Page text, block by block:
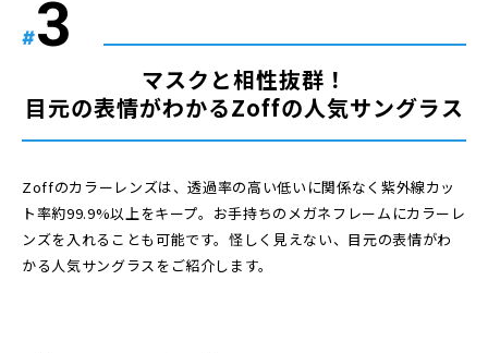
#
マスクと相性抜群！
目元の表情がわかるZoffの人気サングラス
Zoffのカラーレンズは、透過率の高い低いに関係なく紫外線カッ
ト率約99.9%以上をキープ。お手持ちのメガネフレームにカラーレ
ンズを入れることも可能です。怪しく見えない、目元の表情がわ
かる人気サングラスをご紹介します。